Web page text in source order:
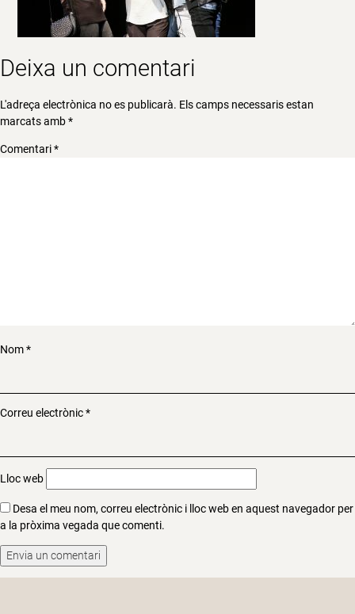
Deixa un comentari
L'adreça electrònica no es publicarà. Els camps necessaris estan
marcats amb*
Comentari*
Nom*
Correu electrònic*
Lloc web
Desa el meu nom, correu electrònic i lloc web en aquest navegador per
a la pròxima vegada que comenti.